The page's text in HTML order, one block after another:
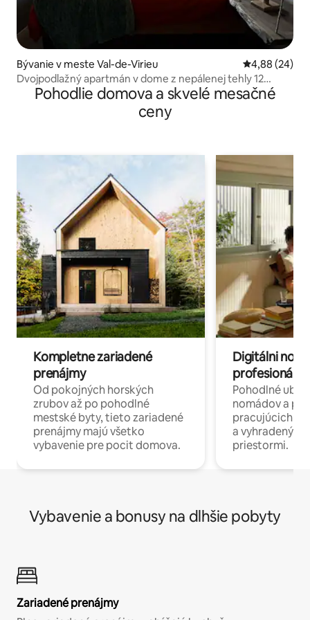
Bývanie v meste Val-de-Virieu Priemerné
4,88 (24)
Dvojpodlažný apartmán v dome z nepálenej tehly 12
minút od jazera Charavines
Pohodlie domova a skvelé mesačné
ceny
Kompletne zariadené
prenájmy
Od pokojných horských
zrubov až po pohodlné
mestské byty, tieto zariadené
prenájmy majú všetko
vybavenie pre pocit domova.
Digitálni
profesionáli
Pohodlné
nomádov a
pracujúcich
a
priestormi.
Vybavenie a bonusy na dlhšie pobyty
Zariadené prenájmy